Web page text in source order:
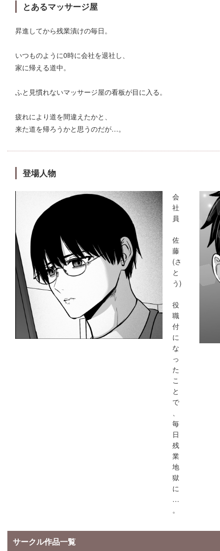
とあるマッサージ屋
昇進してから残業漬けの毎日。
いつものように0時に会社を退社し、
家に帰える道中。
ふと見慣れないマッサージ屋の看板が目に入る。
疲れにより道を間違えたかと、
来た道を帰ろうかと思うのだが…。
登場人物
会
社
員
佐
藤
(さ
と
う)
役
職
付
に
な
っ
た
こ
と
で
毎
日
残
業
地
獄
に
…
。
サークル作品一覧